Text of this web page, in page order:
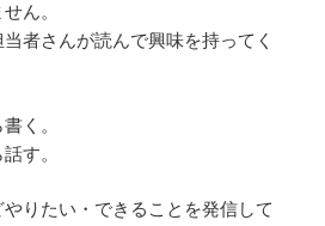
ん。
者さんが読んで興味を持ってく
く。
す。
りたい・できることを発信して